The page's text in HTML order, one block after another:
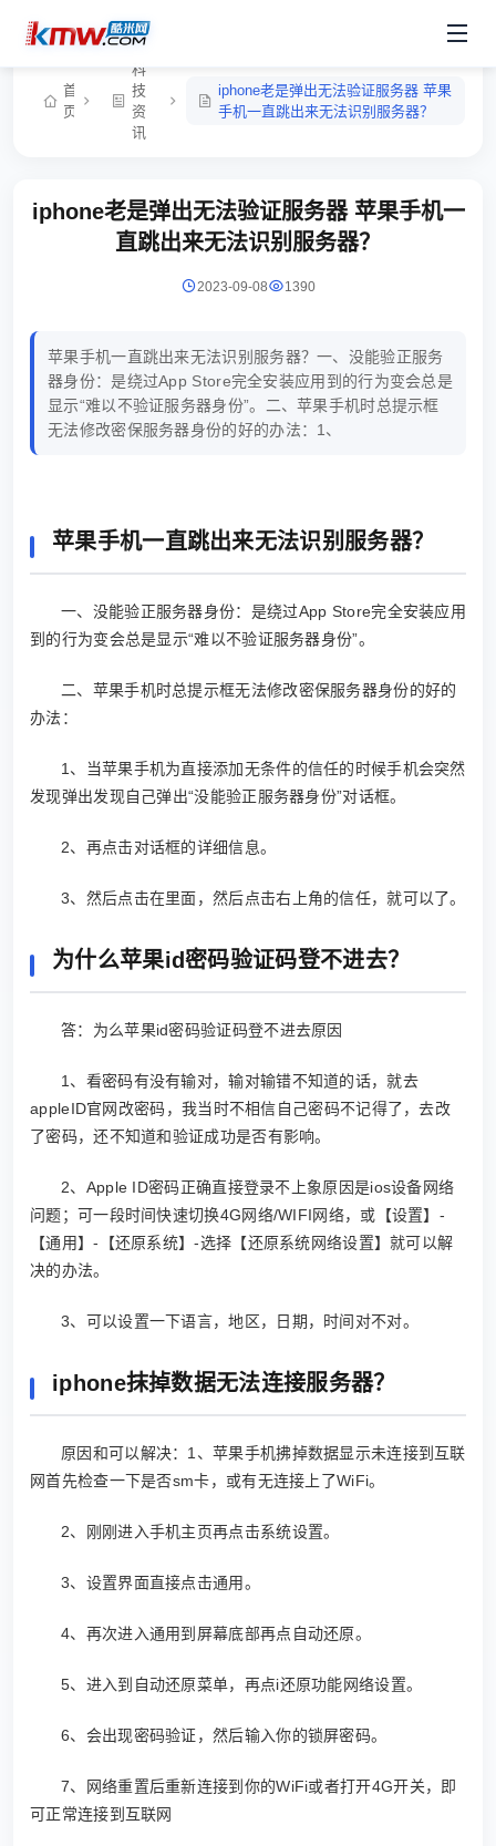
首
页
科
技
资
讯
iphone老是弹出无法验证服务器 苹果
手机一直跳出来无法识别服务器？
iphone老是弹出无法验证服务器 苹果手机一
直跳出来无法识别服务器？
2023-09-08 1390
苹果手机一直跳出来无法识别服务器？一、没能验正服务
器身份：是绕过App Store完全安装应用到的行为变会总是
显示“难以不验证服务器身份”。二、苹果手机时总提示框
无法修改密保服务器身份的好的办法：1、
苹果手机一直跳出来无法识别服务器？
一、没能验正服务器身份：是绕过App Store完全安装应用
到的行为变会总是显示“难以不验证服务器身份”。
二、苹果手机时总提示框无法修改密保服务器身份的好的
办法：
1、当苹果手机为直接添加无条件的信任的时候手机会突然
发现弹出发现自己弹出“没能验正服务器身份”对话框。
2、再点击对话框的详细信息。
3、然后点击在里面，然后点击右上角的信任，就可以了。
为什么苹果id密码验证码登不进去？
答：为么苹果id密码验证码登不进去原因
1、看密码有没有输对，输对输错不知道的话，就去
appleID官网改密码，我当时不相信自己密码不记得了，去改
了密码，还不知道和验证成功是否有影响。
2、Apple ID密码正确直接登录不上象原因是ios设备网络
问题；可一段时间快速切换4G网络/WIFI网络，或【设置】-
【通用】-【还原系统】-选择【还原系统网络设置】就可以解
决的办法。
3、可以设置一下语言，地区，日期，时间对不对。
iphone抹掉数据无法连接服务器？
原因和可以解决：1、苹果手机拂掉数据显示未连接到互联
网首先检查一下是否sm卡，或有无连接上了WiFi。
2、刚刚进入手机主页再点击系统设置。
3、设置界面直接点击通用。
4、再次进入通用到屏幕底部再点自动还原。
5、进入到自动还原菜单，再点i还原功能网络设置。
6、会出现密码验证，然后输入你的锁屏密码。
7、网络重置后重新连接到你的WiFi或者打开4G开关，即
可正常连接到互联网